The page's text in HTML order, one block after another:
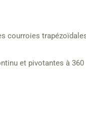
courroies
et pivotantes à 360